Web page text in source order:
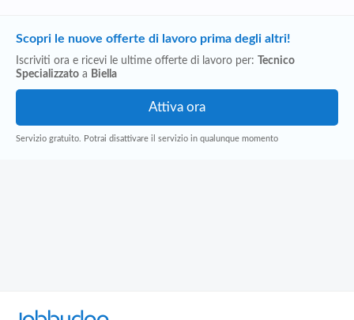
Scopri le nuove offerte di lavoro prima degli altri!
Iscriviti ora e ricevi le ultime offerte di lavoro per:
Tecnico
Specializzato a Biella
Servizio gratuito. Potrai disattivare il servizio in qualunque momento